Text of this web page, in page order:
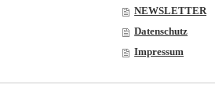
NEWSLETTER
Datenschutz
Impressum